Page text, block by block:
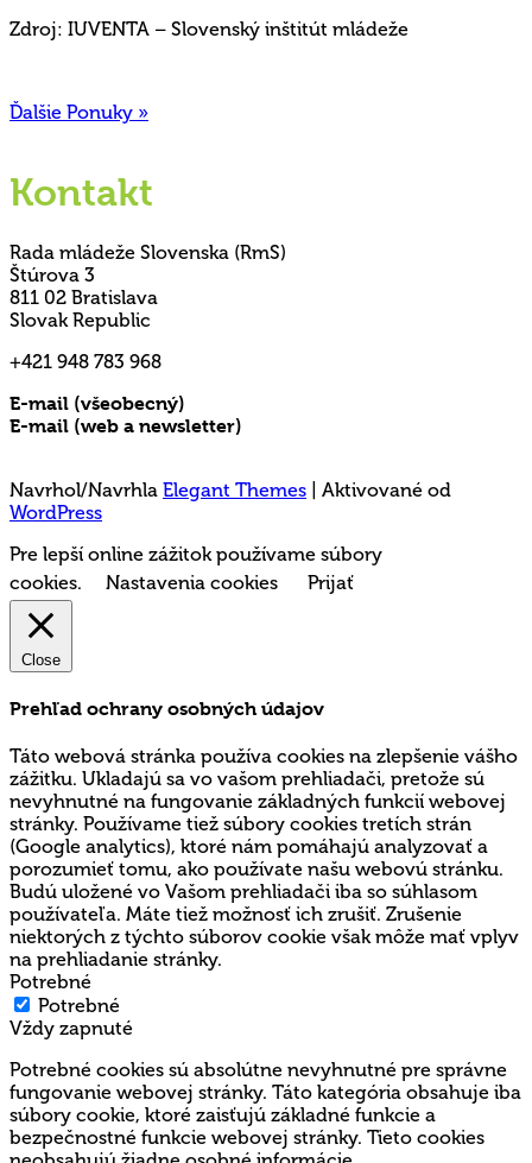
Zdroj: IUVENTA – Slovenský inštitút mládeže
Ďalšie Ponuky »
Kontakt
Rada mládeže Slovenska (RmS)
Štúrova 3
811 02 Bratislava
Slovak Republic
+421 948 783 968
E-mail (všeobecný)
E-mail (web a newsletter)
Navrhol/Navrhla Elegant Themes | Aktivované od
WordPress
Pre lepší online zážitok používame súbory
cookies.
Nastavenia cookies Prijať
Close
Prehľad ochrany osobných údajov
Táto webová stránka používa cookies na zlepšenie vášho
zážitku. Ukladajú sa vo vašom prehliadači, pretože sú
nevyhnutné na fungovanie základných funkcií webovej
stránky. Používame tiež súbory cookies tretích strán
(Google analytics), ktoré nám pomáhajú analyzovať a
porozumieť tomu, ako používate našu webovú stránku.
Budú uložené vo Vašom prehliadači iba so súhlasom
používateľa. Máte tiež možnosť ich zrušiť. Zrušenie
niektorých z týchto súborov cookie však môže mať vplyv
na prehliadanie stránky.
Potrebné
Potrebné
Vždy zapnuté
Potrebné cookies sú absolútne nevyhnutné pre správne
fungovanie webovej stránky. Táto kategória obsahuje iba
súbory cookie, ktoré zaisťujú základné funkcie a
bezpečnostné funkcie webovej stránky. Tieto cookies